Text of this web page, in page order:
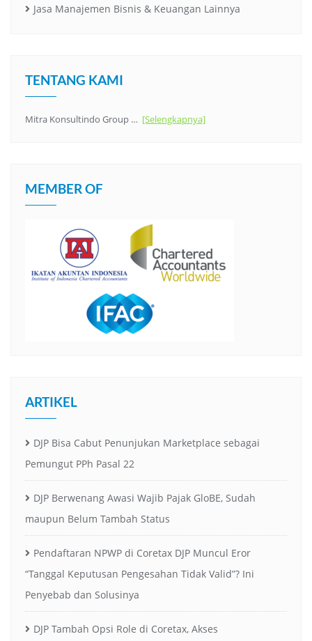
Jasa Manajemen Bisnis & Keuangan Lainnya
TENTANG KAMI
Mitra Konsultindo Group … [Selengkapnya]
MEMBER OF
ARTIKEL
DJP Bisa Cabut Penunjukan Marketplace sebagai
Pemungut PPh Pasal 22
DJP Berwenang Awasi Wajib Pajak GloBE, Sudah
maupun Belum Tambah Status
Pendaftaran NPWP di Coretax DJP Muncul Eror
“Tanggal Keputusan Pengesahan Tidak Valid”? Ini
Penyebab dan Solusinya
DJP Tambah Opsi Role di Coretax, Akses